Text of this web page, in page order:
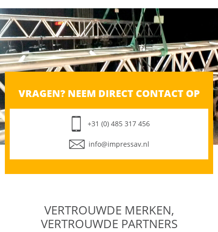
VRAGEN? NEEM DIRECT CONTACT OP
+31 (0) 485 317 456
info@impressav.nl
VERTROUWDE MERKEN,
VERTROUWDE PARTNERS